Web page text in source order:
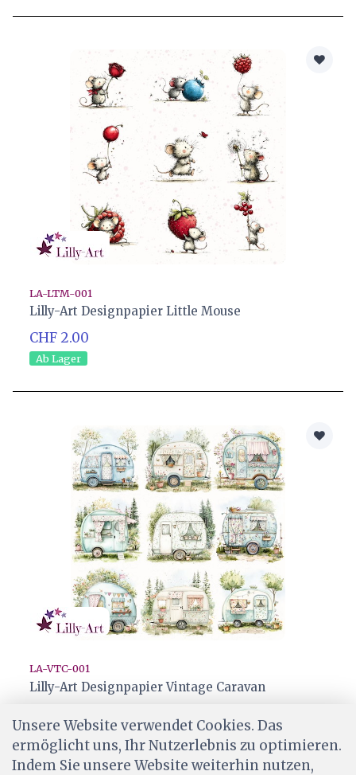
LA-LTM-001
Lilly-Art Designpapier Little Mouse
CHF 2.00
Ab Lager
LA-VTC-001
Lilly-Art Designpapier Vintage Caravan
Ab Lager
Unsere Website verwendet Cookies. Das
ermöglicht uns, Ihr Nutzerlebnis zu optimieren.
Indem Sie unsere Website weiterhin nutzen,